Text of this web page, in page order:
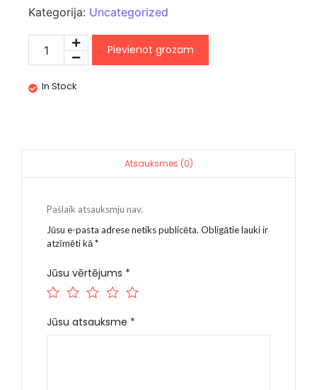
Kategorija: Uncategorized
Pievienot grozam
In Stock
Atsauksmes (0)
Pašlaik atsauksmju nav.
Jūsu e-pasta adrese netiks publicēta. Obligātie lauki ir
atzīmēti kā*
Jūsu vērtējums *
Jūsu atsauksme *